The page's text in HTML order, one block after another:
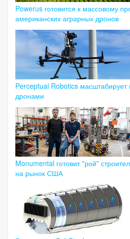
Powerus готовится к массовому
американских аграрных дронов
Perceptual Robotics масштабирует
дронами
Monumental готовит "рой"
на рынок США